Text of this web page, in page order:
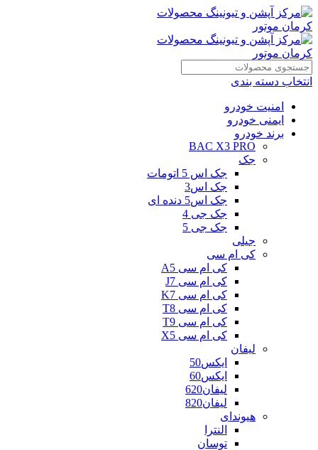
انتخاب دسته بندی
امنیت خودرو
ایمنی خودرو
برند خودرو
BAC X3 PRO
جک
جک اس 5 اتومات
جک اس3
جک اس5 دنده ای
جک جی 4
جک جی 5
جیلی
کی ام سی
کی ام سی A5
کی ام سی J7
کی ام سی K7
کی ام سی T8
کی ام سی T9
کی ام سی X5
لیفان
ایکس50
ایکس60
لیفان620
لیفان820
هیوندای
النترا
توسان